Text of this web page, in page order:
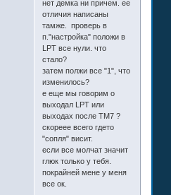
нет демка ни причем. ее
отличия написаны
тамже. проверь в
п."настройка" положи в
LPT все нули. что
стало?
затем полжи все "1", что
изменилось?
е еще мы говорим о
выходал LPT или
выходах после ТМ7 ?
скореее всего гдето
"сопля" висит.
если все молчат значит
глюк только у тебя.
покрайней мене у меня
все ок.